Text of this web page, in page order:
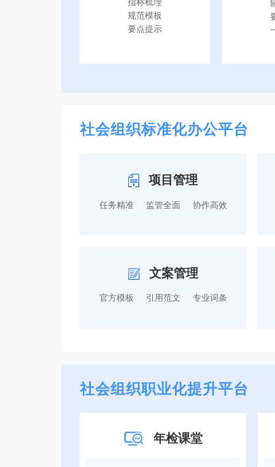
规范模板
要点提示
社会组织标准化办公平台
项目管理
任务精准 监管全面 协作高效
文案管理
官方模板 引用范文 专业词条
社会组织职业化提升平台
年检课堂